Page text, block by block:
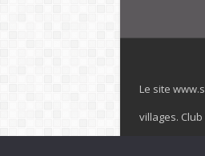
Le site
villages.